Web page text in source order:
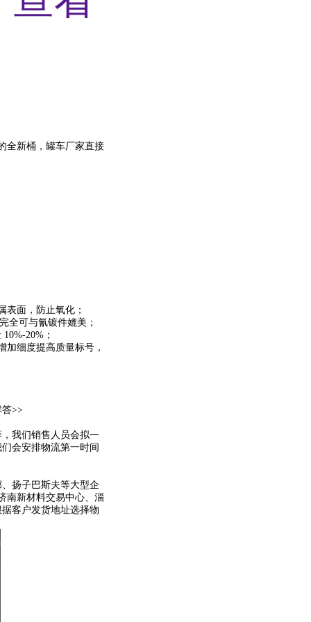
全新桶，罐车厂家直接
面，防止氧化；
可与氰镀件媲美；
20%；
细度提高质量标号，
>>
我们销售人员会拟一
会安排物流第一时间
扬子巴斯夫等大型企
南新材料交易中心、淄
客户发货地址选择物